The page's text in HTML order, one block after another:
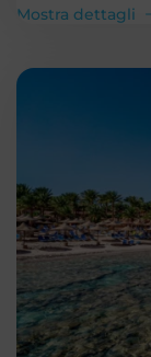
Mostra dettagli